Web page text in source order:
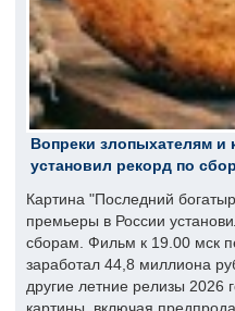
Вопреки злопыхателям и
установил рекорд по
Картина "Последний
премьеры в России
сборам. Фильм к 19.00 мск
заработал 44,8 миллиона
другие летние релизы